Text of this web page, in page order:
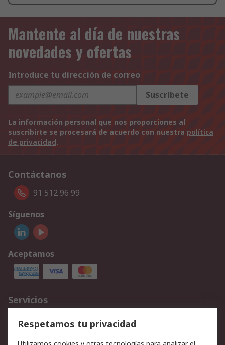
Mantente al día de nuestras
novedades y ofertas
Introduce tu dirección de correo
Suscríbete
La información personal que nos proporciones al
suscribirte se procesará de acuerdo con nuestra política
de privacidad.
Contáctanos
91 512 96 99
Síguenos
Aceptamos
Servicios
Cómo realizar pedidos
Devoluciones
Facturación y pago
Respetamos tu privacidad